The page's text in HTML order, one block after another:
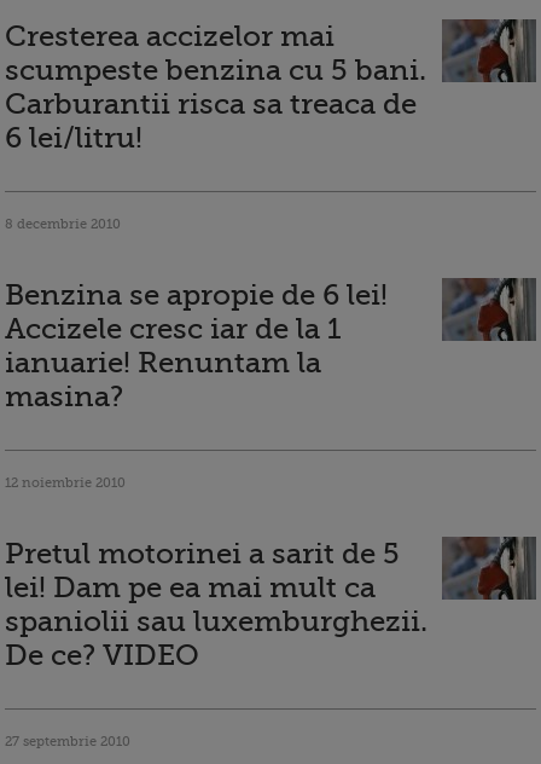
Cresterea accizelor mai
scumpeste benzina cu 5 bani.
Carburantii risca sa treaca de
6 lei/litru!
8 decembrie 2010
Benzina se apropie de 6 lei!
Accizele cresc iar de la 1
ianuarie! Renuntam la
masina?
12 noiembrie 2010
Pretul motorinei a sarit de 5
lei! Dam pe ea mai mult ca
spaniolii sau luxemburghezii.
De ce? VIDEO
27 septembrie 2010